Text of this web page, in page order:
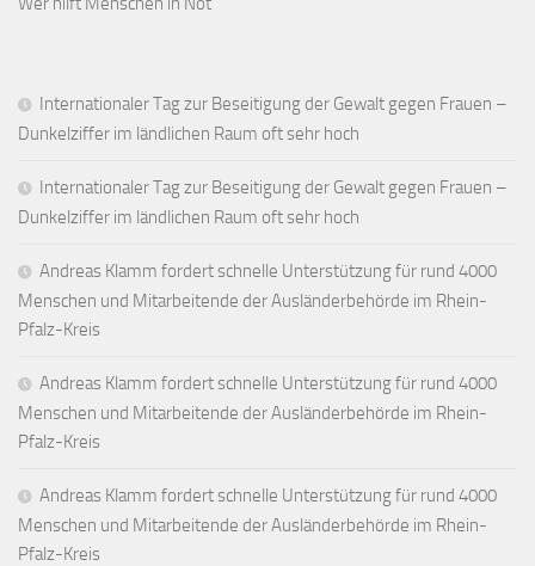
Internationaler Tag zur Beseitigung der Gewalt gegen Frauen –
Dunkelziffer im ländlichen Raum oft sehr hoch
Internationaler Tag zur Beseitigung der Gewalt gegen Frauen –
Dunkelziffer im ländlichen Raum oft sehr hoch
Andreas Klamm fordert schnelle Unterstützung für rund 4000
Menschen und Mitarbeitende der Ausländerbehörde im Rhein-
Pfalz-Kreis
Andreas Klamm fordert schnelle Unterstützung für rund 4000
Menschen und Mitarbeitende der Ausländerbehörde im Rhein-
Pfalz-Kreis
Andreas Klamm fordert schnelle Unterstützung für rund 4000
Menschen und Mitarbeitende der Ausländerbehörde im Rhein-
Pfalz-Kreis